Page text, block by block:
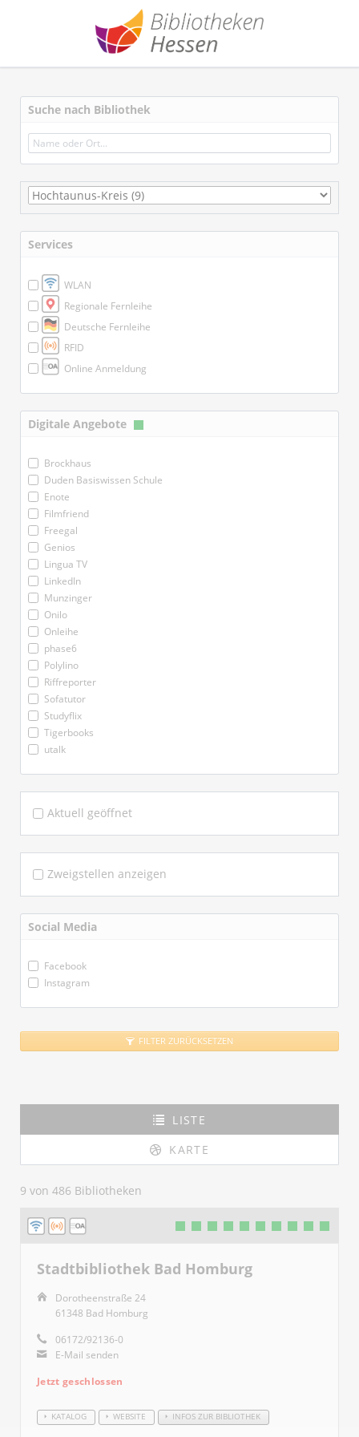
Suche nach Bibliothek
Services
WLAN
Regionale Fernleihe
Deutsche Fernleihe
RFID
Online Anmeldung
Digitale Angebote
Brockhaus
Duden Basiswissen Schule
Enote
Filmfriend
Freegal
Genios
Lingua TV
LinkedIn
Munzinger
Onilo
Onleihe
phase6
Polylino
Riffreporter
Sofatutor
Studyflix
Tigerbooks
utalk
Aktuell geöffnet
Zweigstellen anzeigen
Social Media
Facebook
Instagram
FILTER ZURÜCKSETZEN
LISTE
KARTE
9 von 486 Bibliotheken
Stadtbibliothek Bad Homburg
Dorotheenstraße 24
61348 Bad Homburg
06172/92136-0
E-Mail senden
Jetzt geschlossen
KATALOG WEBSITE INFOS ZUR BIBLIOTHEK